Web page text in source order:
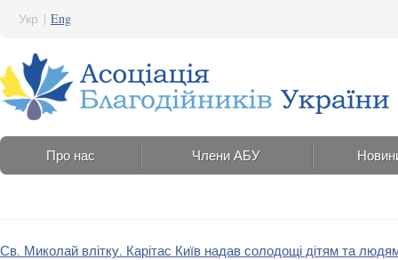
Укр | Eng
Про нас Члени АБУ
Св. Миколай влітку. Карітас Київ надав солодощі дітям та